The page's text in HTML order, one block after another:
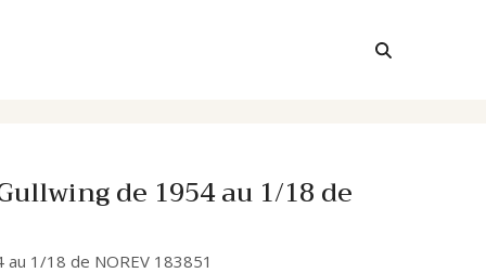
de 1954 au 1/18 de
au 1/18 de NOREV 183851